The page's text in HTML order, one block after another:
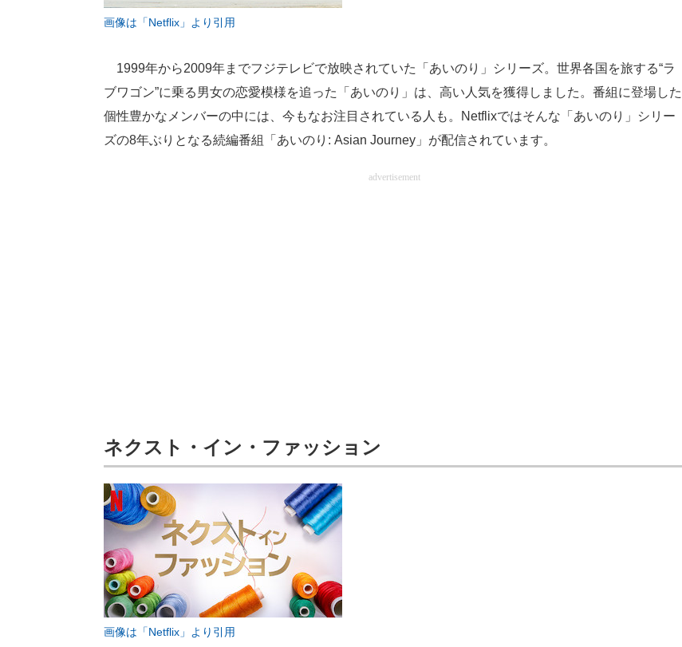
画像は「Netflix」より引用
1999年から2009年までフジテレビで放映されていた「あいのり」シリーズ。世界各国を旅する“ラ
ブワゴン”に乗る男女の恋愛模様を追った「あいのり」は、高い人気を獲得しました。番組に登場した
個性豊かなメンバーの中には、今もなお注目されている人も。Netflixではそんな「あいのり」シリー
ズの8年ぶりとなる続編番組「あいのり: Asian Journey」が配信されています。
advertisement
ネクスト・イン・ファッション
画像は「Netflix」より引用